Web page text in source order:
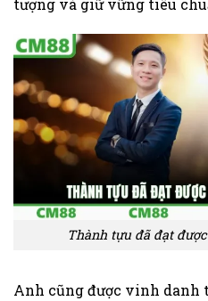
tượng và giữ vững tiêu
Thành tựu đã đạt
Anh cũng được vinh danh